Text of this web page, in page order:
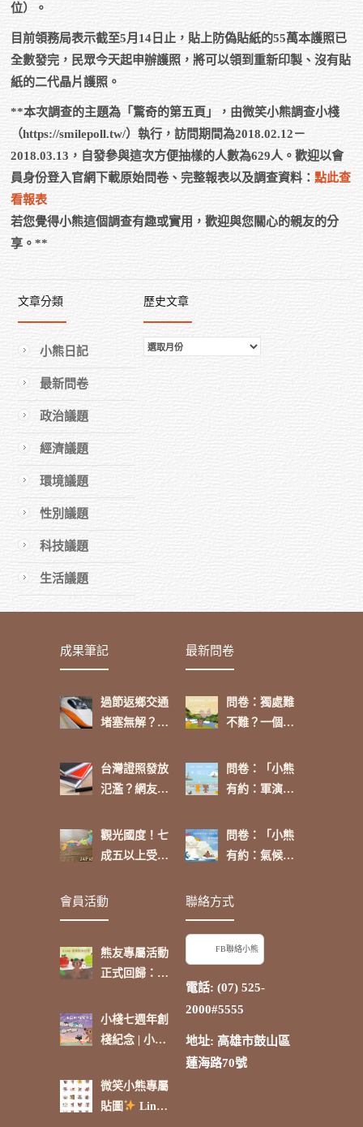
位）。
目前領務局表示截至5月14日止，貼上防偽貼紙的55萬本護照已
全數發完，民眾今天起申辦護照，將可以領到重新印製、沒有貼
紙的二代晶片護照。
**本次調查的主題為「驚奇的第五頁」，由微笑小熊調查小棧
（https://smilepoll.tw/）執行，訪問期間為2018.02.12－
2018.03.13，自發參與這次方便抽樣的人數為629人。歡迎以會
員身份登入官網下載原始問卷、完整報表以及調查資料：點此查
看報表
若您覺得小熊這個調查有趣或實用，歡迎與您關心的親友的分
享。**
文章分類
小熊日記
最新問卷
政治議題
經濟議題
環境議題
性別議題
科技議題
生活議題
歷史文章
歷
成果筆記
過節返鄉交通
堵塞無解？網
台灣證照發放
氾濫？網友：
進行有效管
理」
觀光國度！七
成五以上受訪
了台灣，日本
最新問卷
問卷：獨處難
不難？一個人
問卷：「小熊
有約：軍演來
嗎？」
問卷：「小熊
有約：氣候環
啟航【卷
會員活動
熊友專屬活動
正式回歸：蘋
小棧七週年創
棧紀念 | 小熊
微笑小熊專屬
貼圖
Line
聯絡方式
FB聯絡小熊
電話: (07) 525-
2000#5555
地址: 高雄市鼓山區
蓮海路70號